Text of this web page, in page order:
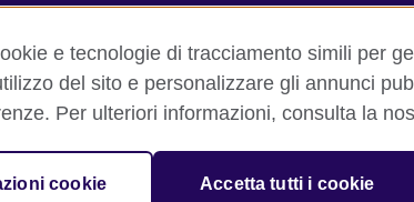
Privacy e termini d'uso Cookie Mappa del
del Regno Unito per le relazioni culturali e le
209131 (Inghilterra e Galles) SC037733 (Scozia).
e tecnologie di tracciamento simili per
del sito e personalizzare gli annunci
Per ulteriori informazioni, consulta la
cookie Accetta tutti i cookie